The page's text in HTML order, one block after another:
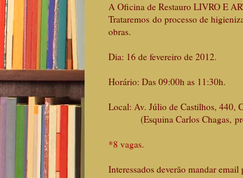
A Oficina de Restauro LIVRO E
Trataremos do processo de
obras.
Dia: 16 de fevereiro de 2012.
Horário: Das 09:00h as 11:30h.
Local: Av. Júlio de Castilhos, 440,
(Esquina Carlos Chagas,
*8 vagas.
Interessados deverão mandar email